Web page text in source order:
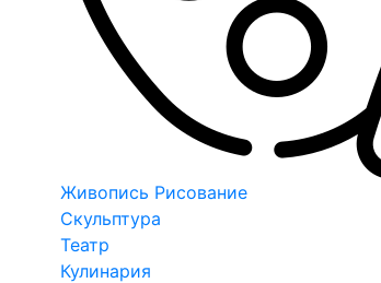
Живопись Рисование
Скульптура
Театр
Кулинария